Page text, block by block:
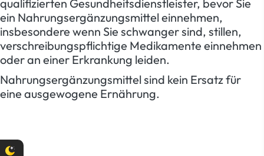
qualifizierten Gesundheitsdienstleister, bevor Sie
ein Nahrungsergänzungsmittel einnehmen,
insbesondere wenn Sie schwanger sind, stillen,
verschreibungspflichtige Medikamente einnehmen
oder an einer Erkrankung leiden.
Nahrungsergänzungsmittel sind kein Ersatz für
eine ausgewogene Ernährung.